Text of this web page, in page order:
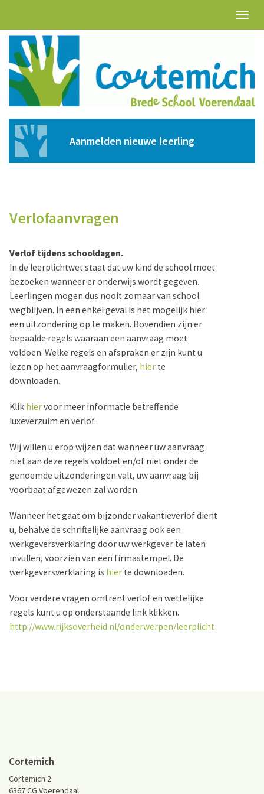
Aanmelden nieuwe leerling
Verlofaanvragen
Verlof tijdens schooldagen.
In de leerplichtwet staat dat uw kind de school moet
bezoeken wanneer er onderwijs wordt gegeven.
Leerlingen mogen dus nooit zomaar van school
wegblijven. In een enkel geval is het mogelijk hier
een uitzondering op te maken. Bovendien zijn er
bepaalde regels waaraan een aanvraag moet
voldoen. Welke regels en afspraken er zijn kunt u
lezen op het aanvraagformulier, hier te
downloaden.
Klik hiervoor meer informatie betreffende
luxeverzuim en verlof.
Wij willen u erop wijzen dat wanneer uw aanvraag
niet aan deze regels voldoet en/of niet onder de
genoemde uitzonderingen valt, uw aanvraag bij
voorbaat afgewezen zal worden.
Wanneer het gaat om bijzonder vakantieverlof dient
u, behalve de schriftelijke aanvraag ook een
werkgeversverklaring door uw werkgever te laten
invullen, voorzien van een firmastempel. De
werkgeversverklaring is hier te downloaden.
Voor verdere vragen omtrent verlof en wettelijke
regels kunt u op onderstaande link klikken.
http://www.rijksoverheid.nl/onderwerpen/leerplicht
Cortemich
Cortemich 2
6367 CG Voerendaal